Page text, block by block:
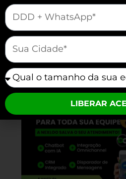
baseadas em análises
mauticform[telefone]
mauticform[cidade]
mauticform[equipe]
LIBERAR